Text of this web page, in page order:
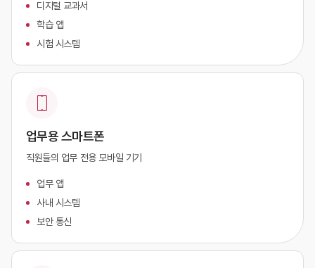
디지털 교과서
학습 앱
시험 시스템
업무용 스마트폰
직원들의 업무 전용 모바일 기기
업무 앱
사내 시스템
보안 통신